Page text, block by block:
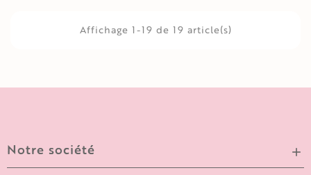
Affichage 1-19 de 19 article(s)
Notre société 